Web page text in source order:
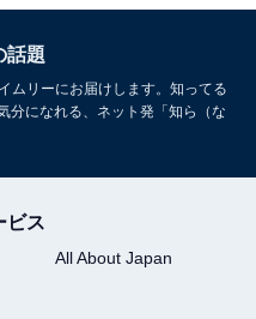
話題
ムリーにお届けします。知ってる
分になれる、ネット発「知ら（な
ビス
All About Japan